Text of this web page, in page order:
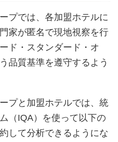
プでは、各加盟ホテルに
家が匿名で現地視察を行
ド・スタンダード・オ
品質基準を遵守するよう
プと加盟ホテルでは、統
（IQA）を使って以下の
して分析できるようにな